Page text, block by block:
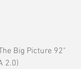
Big Picture 92"
2.0)